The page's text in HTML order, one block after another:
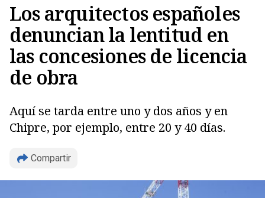
Los arquitectos españoles
denuncian la lentitud en
las concesiones de licencia
de obra
Aquí se tarda entre uno y dos años y en
Chipre, por ejemplo, entre 20 y 40 días.
Compartir
Copiar